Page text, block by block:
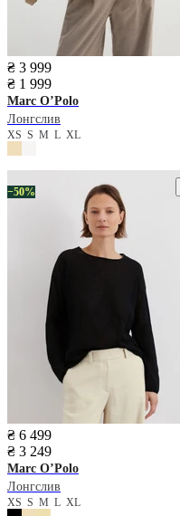
₴ 3 999
₴ 1 999
Marc O’Polo
Лонгслив
XS S M L XL
−50%
₴ 6 499
₴ 3 249
Marc O’Polo
Лонгслив
XS S M L XL